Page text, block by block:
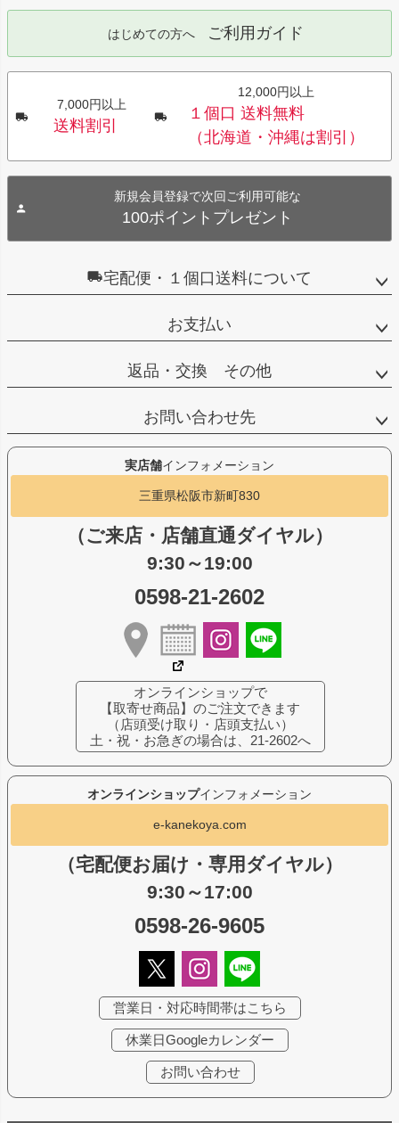
はじめての方へ ご利用ガイド
7,000円以上
送料割引
12,000円以上
１個口 送料無料
（北海道・沖縄は割引）
新規会員登録で次回ご利用可能な
100ポイントプレゼント
宅配便・１個口送料について
お支払い
返品・交換 その他
お問い合わせ先
オンラインショップインフォメーション
e-kanekoya.com
（宅配便お届け・専用ダイヤル）
9:30～17:00
0598-26-9605
営業日・対応時間帯はこちら
休業日Googleカレンダー
お問い合わせ
実店舗インフォメーション
三重県松阪市新町830
（ご来店・店舗直通ダイヤル）
9:30～19:00
0598-21-2602
オンラインショップで
【取寄せ商品】のご注文できます
（店頭受け取り・店頭支払い）
土・祝・お急ぎの場合は、21-2602へ